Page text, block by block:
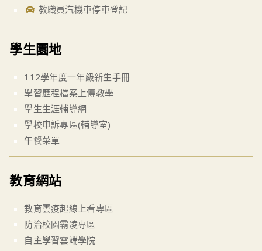
教職員汽機車停車登記
學生園地
112學年度一年級新生手冊
學習歷程檔案上傳教學
學生生涯輔導網
學校申訴專區(輔導室)
午餐菜單
教育網站
教育雲疫起線上看專區
防治校園霸凌專區
自主學習雲端學院